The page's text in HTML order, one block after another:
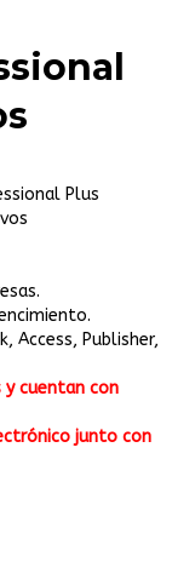
Plus
Access, Publisher,
cuentan con
junto con